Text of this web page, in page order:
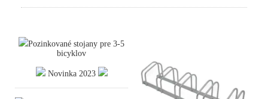
Pozinkované stojany pre 3-5
bicyklov
Novinka 2023